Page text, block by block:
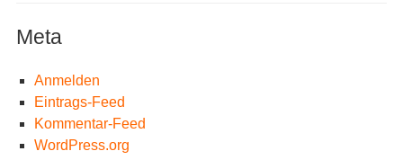
Meta
Anmelden
Eintrags-Feed
Kommentar-Feed
WordPress.org